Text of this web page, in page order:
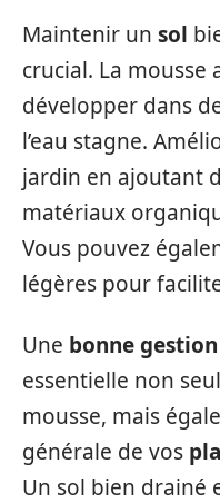
Maintenir un sol
crucial. La mousse
développer dans
l’eau stagne.
jardin en ajoutant
matériaux
Vous pouvez
légères pour
Une bonne
essentielle non
mousse, mais
générale de vos
Un sol bien drainé